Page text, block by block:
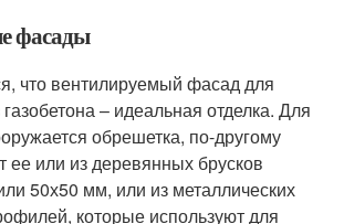
фасады
что вентилируемый фасад для
– идеальная отделка. Для
обрешетка, по-другому
ее или из деревянных брусков
50х50 мм, или из металлических
которые используют для